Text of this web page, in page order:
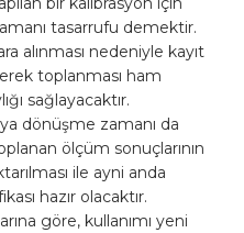
tasarrufu demektir.
alınması nedeniyle kayıt
toplanması ham
sağlayacaktır.
dönüşme zamanı da
ölçüm sonuçlarının
ile ayni anda
hazır olacaktır.
göre, kullanımı yeni